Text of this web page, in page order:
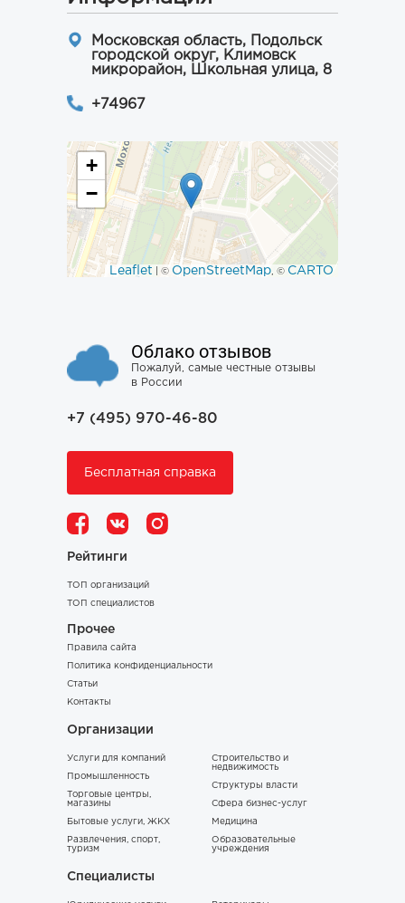
Московская область, Подольск
городской округ, Климовск
микрорайон, Школьная улица, 8
+74967
+
−
Leaflet | © OpenStreetMap, © CARTO
Облако отзывов
Пожалуй, самые честные отзывы
в России
+7 (495) 970-46-80
Бесплатная справка
Рейтинги
ТОП организаций
ТОП специалистов
Прочее
Правила сайта
Политика конфиденциальности
Статьи
Контакты
Организации
Услуги для компаний
Промышленность
Торговые центры,
магазины
Бытовые услуги, ЖКХ
Развлечения, спорт,
туризм
Строительство и
недвижимость
Структуры власти
Сфера бизнес-услуг
Медицина
Образовательные
учреждения
Специалисты